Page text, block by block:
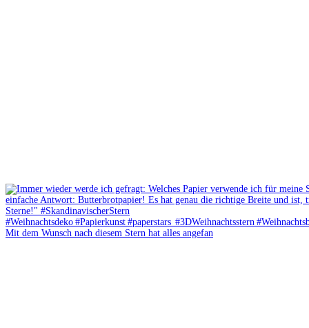
Mit dem Wunsch nach diesem Stern hat alles angefan